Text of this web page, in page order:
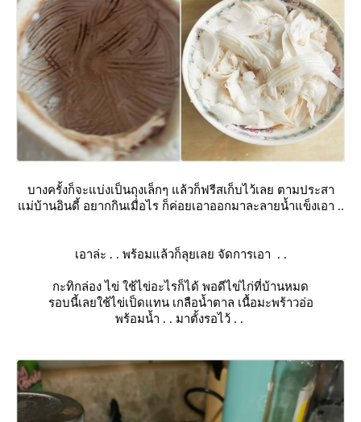
บางครั้งก็จะแบ่งเป็นถุงเล็กๆ แล้วก็ฟรีสเก็บไว้เลย ตามประสา
ม่บ้านอินดี้ อยากกินเมื่อไร ก็ค่อยเอาออกมาละลายน้ำแข็งเอา ..
เอาล่ะ . . พร้อมแล้วก็ลุยเลย จัดการเอา . .
กะทิกล่อง ไข่ ใช้ไข่อะไรก็ได้ พอดีไข่ไก่ที่บ้านหมด
รอบนี้เลยใช้ไข่เป็ดแทน เกลือน้ำตาล เนื้อมะพร้าวอ่อ
พร้อมน้ำ . . มาตั้งรอไว้ . .